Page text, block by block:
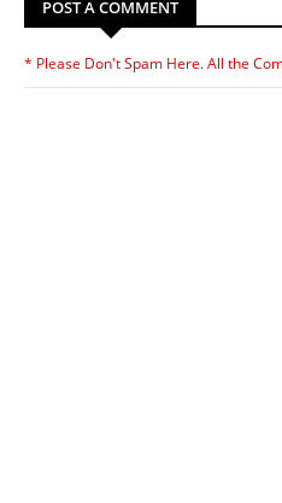
POST A COMMENT
* Please Don't Spam Here. All the